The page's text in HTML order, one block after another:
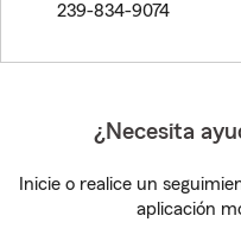
239-834-9074
¿Necesita
Inicie o realice un
aplicación